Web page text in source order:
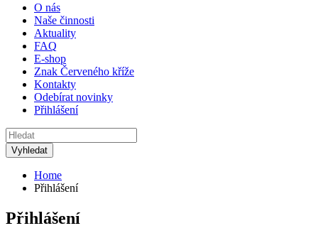
O nás
Naše činnosti
Aktuality
FAQ
E-shop
Znak Červeného kříže
Kontakty
Odebírat novinky
Přihlášení
Home
Přihlášení
Přihlášení